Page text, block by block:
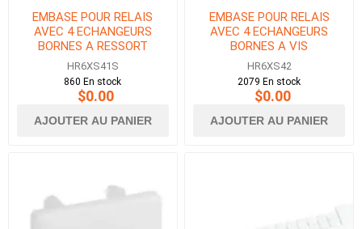
EMBASE POUR RELAIS
AVEC 4 ECHANGEURS
BORNES A RESSORT
HR6XS41S
860 En stock
$0.00
AJOUTER AU PANIER
EMBASE POUR RELAIS
AVEC 4 ECHANGEURS
BORNES A VIS
HR6XS42
2079 En stock
$0.00
AJOUTER AU PANIER